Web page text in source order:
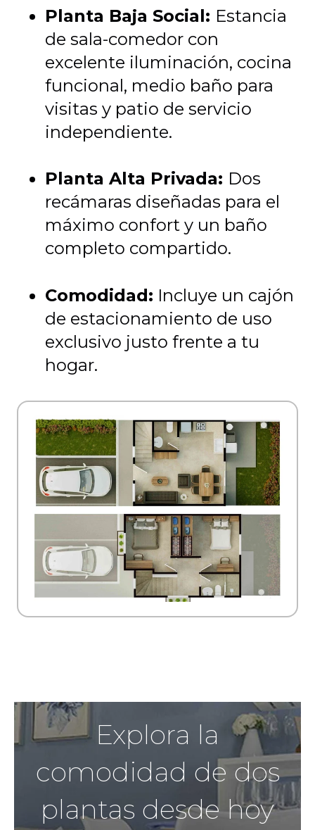
Planta Baja Social: Estancia
de sala-comedor con
excelente iluminación, cocina
funcional, medio baño para
visitas y patio de servicio
independiente.
Planta Alta Privada: Dos
recámaras diseñadas para el
máximo confort y un baño
completo compartido.
Comodidad: Incluye un cajón
de estacionamiento de uso
exclusivo justo frente a tu
hogar.
Explora la
comodidad de dos
plantas desde hoy